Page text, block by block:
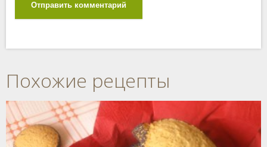
Отправить комментарий
Похожие рецепты